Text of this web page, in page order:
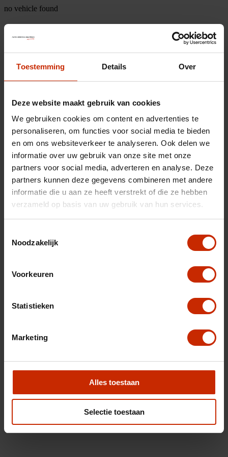
Toestemming Details Over
Deze website maakt gebruik van cookies
We gebruiken cookies om content en advertenties te
personaliseren, om functies voor social media te bieden
en om ons websiteverkeer te analyseren. Ook delen we
informatie over uw gebruik van onze site met onze
partners voor social media, adverteren en analyse. Deze
partners kunnen deze gegevens combineren met andere
informatie die u aan ze heeft verstrekt of die ze hebben
verzameld op basis van uw gebruik van hun services.
Noodzakelijk
Voorkeuren
Statistieken
Marketing
Alles toestaan
Selectie toestaan
no vehicle found